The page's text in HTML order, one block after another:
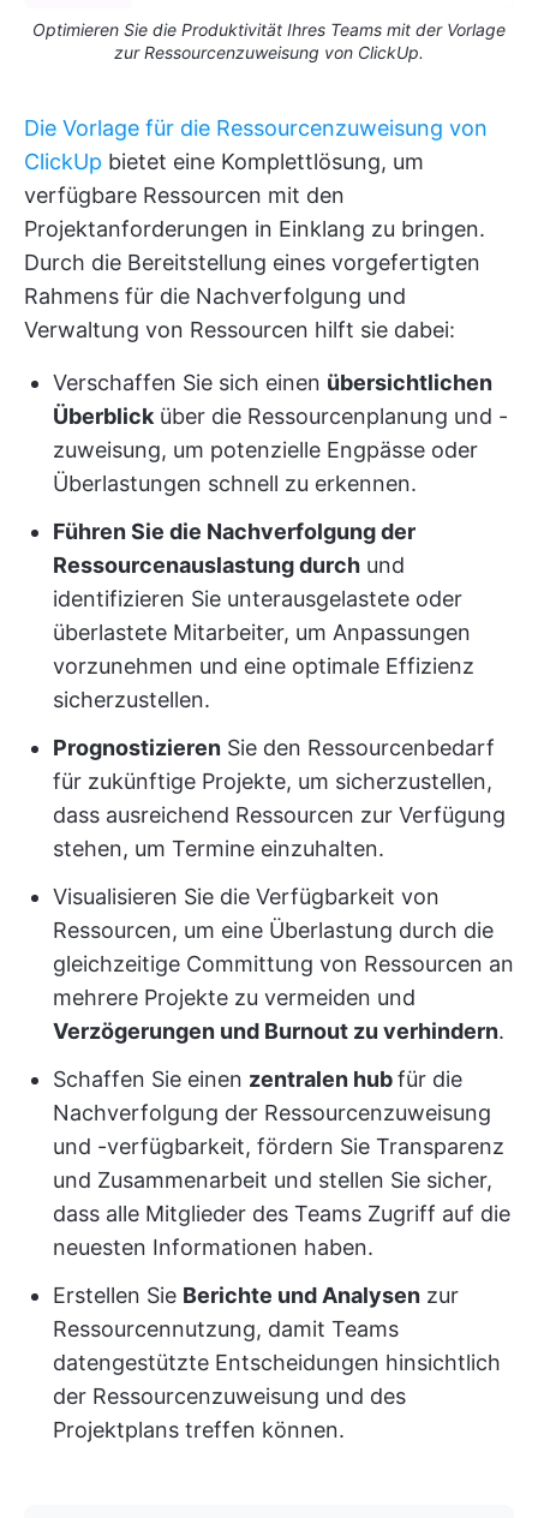
Optimieren Sie die Produktivität Ihres Teams mit der Vorlage
zur Ressourcenzuweisung von ClickUp.
Die Vorlage für die Ressourcenzuweisung von
ClickUp bietet eine Komplettlösung, um
verfügbare Ressourcen mit den
Projektanforderungen in Einklang zu bringen.
Durch die Bereitstellung eines vorgefertigten
Rahmens für die Nachverfolgung und
Verwaltung von Ressourcen hilft sie dabei:
Verschaffen Sie sich einen übersichtlichen
Überblick über die Ressourcenplanung und -
zuweisung, um potenzielle Engpässe oder
Überlastungen schnell zu erkennen.
Führen Sie die Nachverfolgung der
Ressourcenauslastung durch und
identifizieren Sie unterausgelastete oder
überlastete Mitarbeiter, um Anpassungen
vorzunehmen und eine optimale Effizienz
sicherzustellen.
Prognostizieren Sie den Ressourcenbedarf
für zukünftige Projekte, um sicherzustellen,
dass ausreichend Ressourcen zur Verfügung
stehen, um Termine einzuhalten.
Visualisieren Sie die Verfügbarkeit von
Ressourcen, um eine Überlastung durch die
gleichzeitige Committung von Ressourcen an
mehrere Projekte zu vermeiden und
Verzögerungen und Burnout zu verhindern.
Schaffen Sie einen zentralen hubfür die
Nachverfolgung der Ressourcenzuweisung
und -verfügbarkeit, fördern Sie Transparenz
und Zusammenarbeit und stellen Sie sicher,
dass alle Mitglieder des Teams Zugriff auf die
neuesten Informationen haben.
Erstellen Sie Berichte und Analysen zur
Ressourcennutzung, damit Teams
datengestützte Entscheidungen hinsichtlich
der Ressourcenzuweisung und des
Projektplans treffen können.